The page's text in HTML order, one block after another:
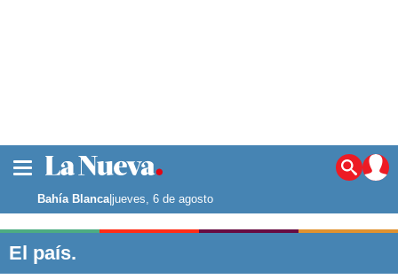
Noticias
La ciudad
Punta Alta
Bahía Blanca|jueves, 6 de agosto
El país.